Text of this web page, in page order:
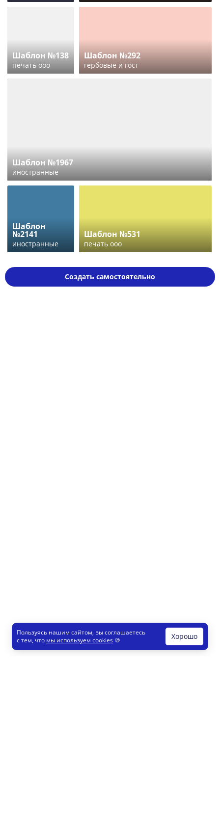
Шаблон №138
печать ооо
Шаблон №292
гербовые и гост
Шаблон №1967
иностранные
Шаблон
№2141
иностранные
Шаблон №531
печать ооо
Создать самостоятельно
Пользуясь нашим сайтом, вы соглашаетесь
с тем, что мы используем cookies 🍪 Хорошо